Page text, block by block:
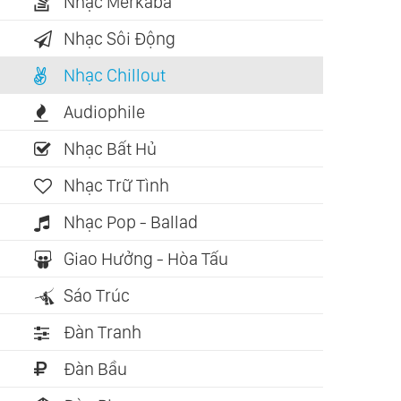
Nhạc Sôi Động
Nhạc Chillout
Audiophile
Nhạc Bất Hủ
Nhạc Trữ Tình
Nhạc Pop - Ballad
Giao Hưởng - Hòa Tấu
Sáo Trúc
Đàn Tranh
Đàn Bầu